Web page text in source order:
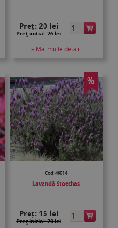
Preț: 20 lei
Preţ inițial: 26 lei
» Mai multe detalii
%
Cod: 46014
Lavandă Stoechas
Preț: 15 lei
Preţ inițial: 20 lei